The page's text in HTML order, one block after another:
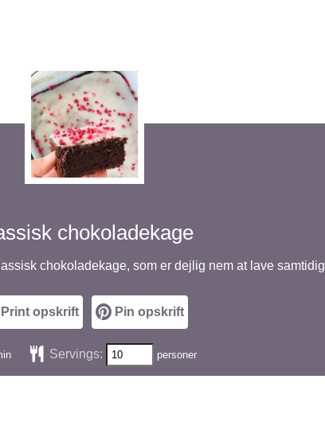
chokoladekage
chokoladekage, som er dejlig nem at lave samtidig
opskrift Pin opskrift
Servings: personer